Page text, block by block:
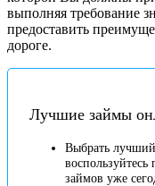
выполняя требование
предоставить
дороге.
Лучшие займы
Выбрать
займов уже